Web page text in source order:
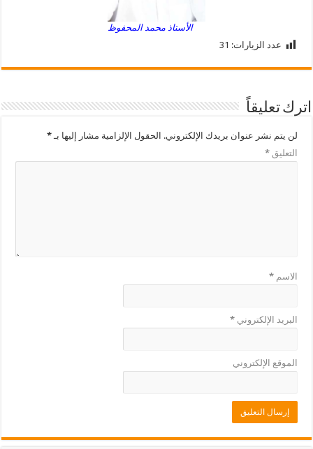
الأستاذ محمد المحفوظ
عدد الزيارات: 31
اترك تعليقاً
لن يتم نشر عنوان بريدك الإلكتروني. الحقول الإلزامية مشار إليها بـ*
التعليق*
الاسم*
البريد الإلكتروني*
الموقع الإلكتروني